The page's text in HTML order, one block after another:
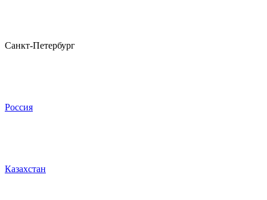
Санкт-Петербург
Россия
Казахстан